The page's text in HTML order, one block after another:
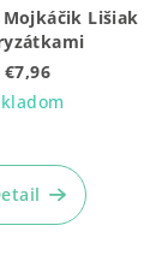
Lišiak
€7,96